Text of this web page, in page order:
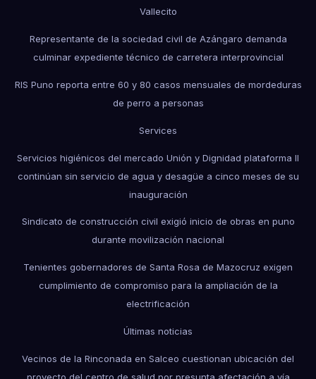
Vallecito
Representante de la sociedad civil de Azángaro demanda
culminar expediente técnico de carretera interprovincial
RIS Puno reporta entre 60 y 80 casos mensuales de mordeduras
de perro a personas
Services
Servicios higiénicos del mercado Unión y Dignidad plataforma II
continúan sin servicio de agua y desagüe a cinco meses de su
inauguración
Sindicato de construcción civil exigió inicio de obras en puno
durante movilización nacional
Tenientes gobernadores de Santa Rosa de Mazocruz exigen
cumplimiento de compromiso para la ampliación de la
electrificación
Últimas noticias
Vecinos de la Rinconada en Salceo cuestionan ubicación del
proyecto del centro de salud por presunta afectación a vía